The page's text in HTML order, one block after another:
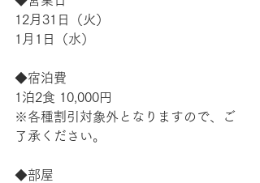
12月31日（火）
1月1日（水）
◆宿泊費
1泊2食 10,000円
※各種割引対象外となりますので、ご
了承ください。
◆部屋